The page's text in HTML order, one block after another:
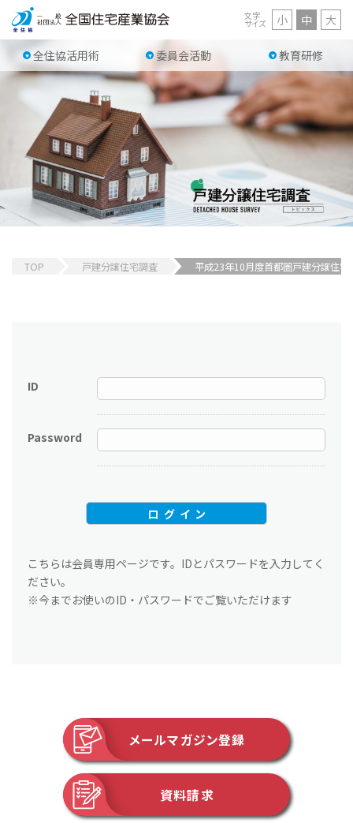
全住協活用術 委員会活動 教育研修
文字
サイズ 小 中 大
TOP 戸建分譲住宅調査 平成23年10月度首都圏戸建分譲住
ID
Password
こちらは会員専用ページです。IDとパスワードを入力してく
ださい。
※今までお使いのID・パスワードでご覧いただけます
メールマガジン登録
資料請求